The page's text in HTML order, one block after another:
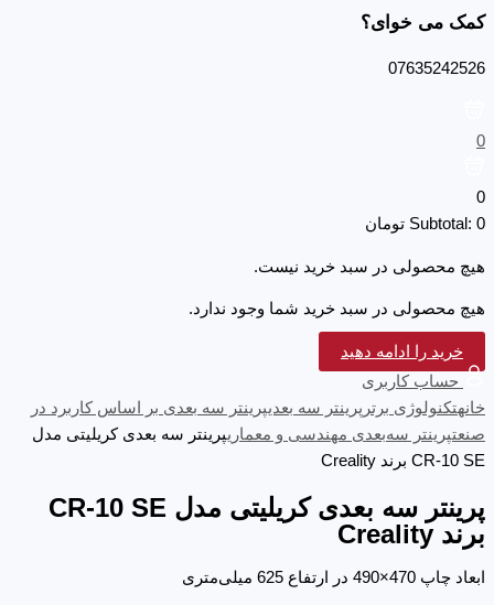
کمک می خوای؟
07635242526
0
0
Subtotal: 0 تومان
هیچ محصولی در سبد خرید نیست.
هیچ محصولی در سبد خرید شما وجود ندارد.
خرید را ادامه دهید
حساب کاربری
خانهتکنولوژی برتر پرینتر سه‌ بعدیپرینتر سه بعدی بر اساس کاربرد در
صنعتپرینتر سه‌بعدی مهندسی و معماریپرینتر سه بعدی کریلیتی مدل
CR-10 SE برند Creality
پرینتر سه بعدی کریلیتی مدل CR-10 SE
برند Creality
ابعاد چاپ 470×490 در ارتفاع 625 میلی‌متری